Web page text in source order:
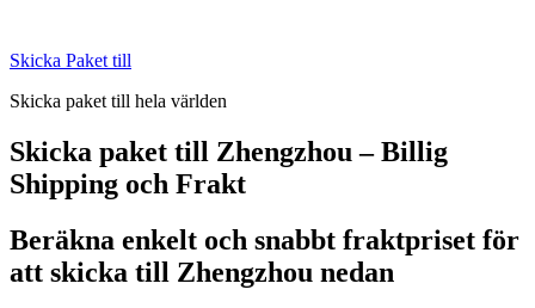
content
Skicka Paket till
Skicka paket till hela världen
Skicka paket till Zhengzhou – Billig
Shipping och Frakt
Beräkna enkelt och snabbt fraktpriset för
att skicka till Zhengzhou nedan